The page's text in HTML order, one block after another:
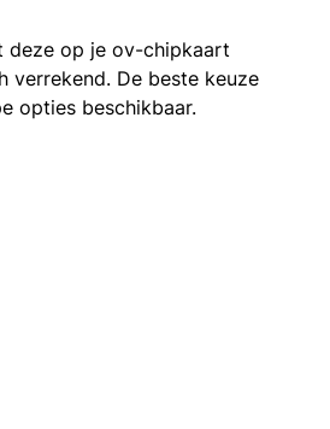
deze op je ov-chipkaart
De beste keuze
opties beschikbaar.